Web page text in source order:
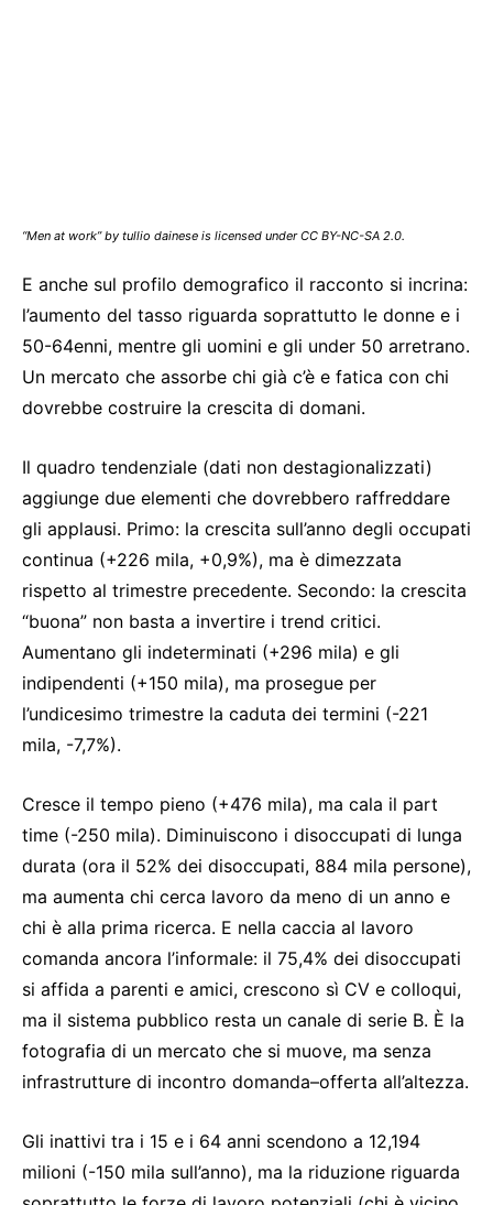
“Men at work” by tullio dainese is licensed under CC BY-NC-SA 2.0.
E anche sul profilo demografico il racconto si incrina:
l’aumento del tasso riguarda soprattutto le donne e i
50-64enni, mentre gli uomini e gli under 50 arretrano.
Un mercato che assorbe chi già c’è e fatica con chi
dovrebbe costruire la crescita di domani.
Il quadro tendenziale (dati non destagionalizzati)
aggiunge due elementi che dovrebbero raffreddare
gli applausi. Primo: la crescita sull’anno degli occupati
continua (+226 mila, +0,9%), ma è dimezzata
rispetto al trimestre precedente. Secondo: la crescita
“buona” non basta a invertire i trend critici.
Aumentano gli indeterminati (+296 mila) e gli
indipendenti (+150 mila), ma prosegue per
l’undicesimo trimestre la caduta dei termini (-221
mila, -7,7%).
Cresce il tempo pieno (+476 mila), ma cala il part
time (-250 mila). Diminuiscono i disoccupati di lunga
durata (ora il 52% dei disoccupati, 884 mila persone),
ma aumenta chi cerca lavoro da meno di un anno e
chi è alla prima ricerca. E nella caccia al lavoro
comanda ancora l’informale: il 75,4% dei disoccupati
si affida a parenti e amici, crescono sì CV e colloqui,
ma il sistema pubblico resta un canale di serie B. È la
fotografia di un mercato che si muove, ma senza
infrastrutture di incontro domanda–offerta all’altezza.
Gli inattivi tra i 15 e i 64 anni scendono a 12,194
milioni (-150 mila sull’anno), ma la riduzione riguarda